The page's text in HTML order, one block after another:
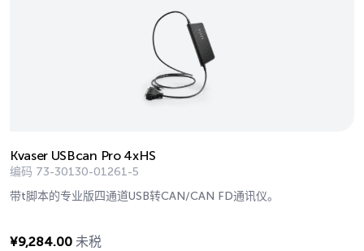
Kvaser USBcan Pro 4xHS
编码 73-30130-01261-5
带t脚本的专业版四通道USB转CAN/CAN FD通讯仪。
¥9,284.00 未税